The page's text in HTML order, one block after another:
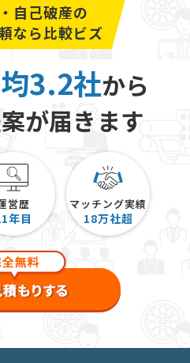
回目の任意整理手続きをす
門家の力が必要となってく
支払って２度目の手続きを
ょう。
自己破産の
なら比較ビズ
3.2社から
が届きます
営歴
年目
マッチング実績
18万社超